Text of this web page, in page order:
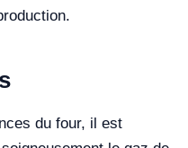
du four, il est